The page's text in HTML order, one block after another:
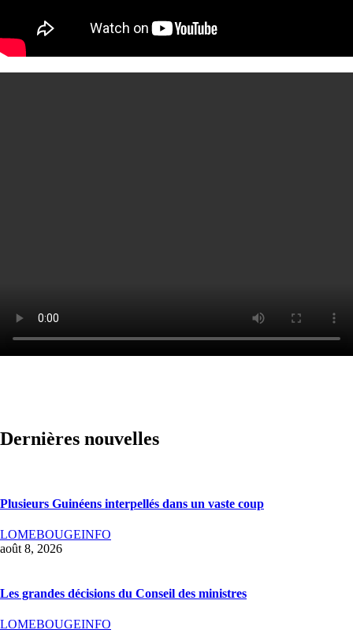
Dernières nouvelles
Plusieurs Guinéens interpellés dans un vaste coup
LOMEBOUGEINFO
août 8, 2026
Les grandes décisions du Conseil des ministres
LOMEBOUGEINFO